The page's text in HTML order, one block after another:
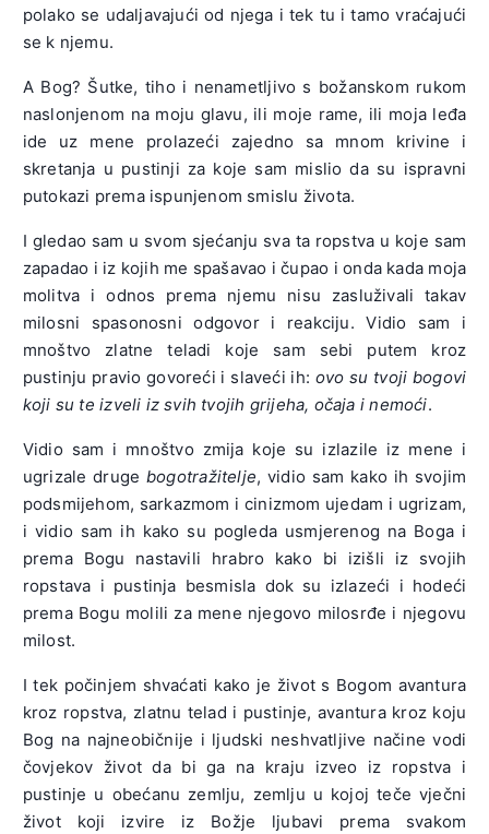
polako se udaljavajući od njega i tek tu i tamo vraćajući
se k njemu.
A Bog? Šutke, tiho i nenametljivo s božanskom rukom
naslonjenom na moju glavu, ili moje rame, ili moja leđa
ide uz mene prolazeći zajedno sa mnom krivine i
skretanja u pustinji za koje sam mislio da su ispravni
putokazi prema ispunjenom smislu života.
I gledao sam u svom sjećanju sva ta ropstva u koje sam
zapadao i iz kojih me spašavao i čupao i onda kada moja
molitva i odnos prema njemu nisu zasluživali takav
milosni spasonosni odgovor i reakciju. Vidio sam i
mnoštvo zlatne teladi koje sam sebi putem kroz
pustinju pravio govoreći i slaveći ih: ovo su tvoji bogovi
koji su te izveli iz svih tvojih grijeha, očaja i nemoći.
Vidio sam i mnoštvo zmija koje su izlazile iz mene i
ugrizale drugebogotražitelje, vidio sam kako ih svojim
podsmijehom, sarkazmom i cinizmom ujedam i ugrizam,
i vidio sam ih kako su pogleda usmjerenog na Boga i
prema Bogu nastavili hrabro kako bi izišli iz svojih
ropstava i pustinja besmisla dok su izlazeći i hodeći
prema Bogu molili za mene njegovo milosrđe i njegovu
milost.
I tek počinjem shvaćati kako je život s Bogom avantura
kroz ropstva, zlatnu telad i pustinje, avantura kroz koju
Bog na najneobičnije i ljudski neshvatljive načine vodi
čovjekov život da bi ga na kraju izveo iz ropstva i
pustinje u obećanu zemlju, zemlju u kojoj teče vječni
život koji izvire iz Božje ljubavi prema svakom